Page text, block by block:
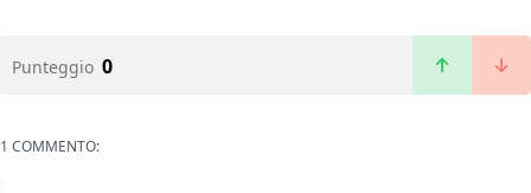
Punteggio 0
1 COMMENTO: